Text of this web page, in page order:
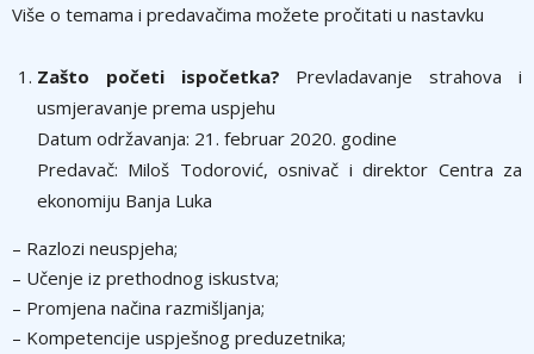
Više o temama i predavačima možete pročitati u nastavku
Zašto početi ispočetka? Prevladavanje strahova i
usmjeravanje prema uspjehu
Datum održavanja: 21. februar 2020. godine
Predavač: Miloš Todorović, osnivač i direktor Centra za
ekonomiju Banja Luka
– Razlozi neuspjeha;
– Učenje iz prethodnog iskustva;
– Promjena načina razmišljanja;
– Kompetencije uspješnog preduzetnika;